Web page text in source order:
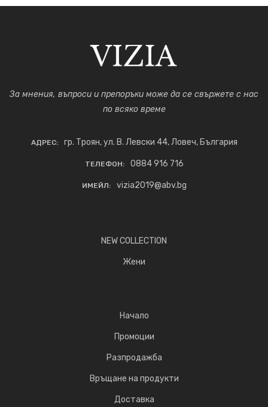
За мнения, въпроси и препоръки може да се свържете с нас
по всяко време
АДРЕС: гр. Троян, ул. В. Левски 44, Ловеч, България
ТЕЛЕФОН: 0884 916 716
ИМЕЙЛ: vizia2019@abv.bg
NEW COLLECTION
Жени
Начало
Промоции
Разпродажба
Връщане на продукти
Доставка